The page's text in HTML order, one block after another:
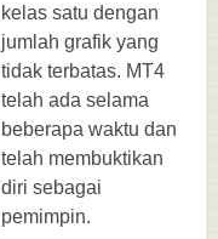
kelas satu dengan
jumlah grafik yang
tidak terbatas. MT4
telah ada selama
beberapa waktu dan
telah membuktikan
diri sebagai
pemimpin.